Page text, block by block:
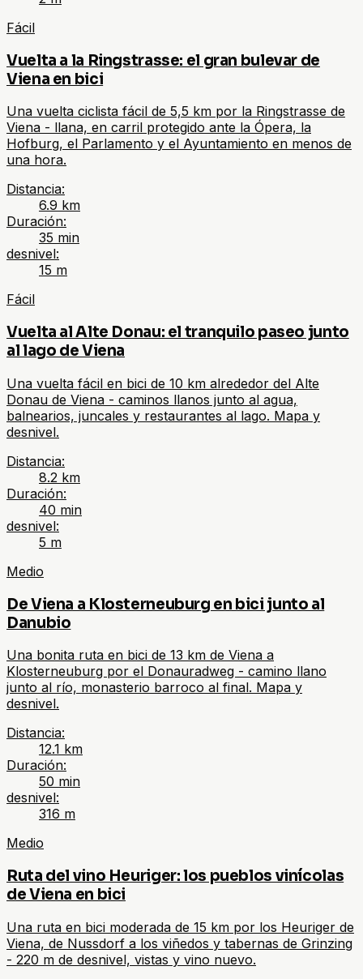
Fácil
Vuelta a la Ringstrasse: el gran bulevar de
Viena en bici
Una vuelta ciclista fácil de 5,5 km por la Ringstrasse de
Viena - llana, en carril protegido ante la Ópera, la
Hofburg, el Parlamento y el Ayuntamiento en menos de
una hora.
Distancia:
6.9 km
Duración:
35 min
desnivel:
15 m
Fácil
Vuelta al Alte Donau: el tranquilo paseo junto
al lago de Viena
Una vuelta fácil en bici de 10 km alrededor del Alte
Donau de Viena - caminos llanos junto al agua,
balnearios, juncales y restaurantes al lago. Mapa y
desnivel.
Distancia:
8.2 km
Duración:
40 min
desnivel:
5 m
Medio
De Viena a Klosterneuburg en bici junto al
Danubio
Una bonita ruta en bici de 13 km de Viena a
Klosterneuburg por el Donauradweg - camino llano
junto al río, monasterio barroco al final. Mapa y
desnivel.
Distancia:
12.1 km
Duración:
50 min
desnivel:
316 m
Medio
Ruta del vino Heuriger: los pueblos vinícolas
de Viena en bici
Una ruta en bici moderada de 15 km por los Heuriger de
Viena, de Nussdorf a los viñedos y tabernas de Grinzing
- 220 m de desnivel, vistas y vino nuevo.